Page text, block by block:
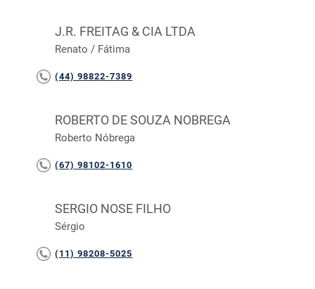
J.R. FREITAG & CIA LTDA
Renato / Fátima
(44) 98822-7389
ROBERTO DE SOUZA NOBREGA
Roberto Nóbrega
(67) 98102-1610
SERGIO NOSE FILHO
Sérgio
(11) 98208-5025